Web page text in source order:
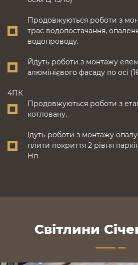
Продовжуються роботи з
трас водопостачання,
водопроводу.
Йдуть роботи з монтажу
алюмінієвого фасаду по осі
4ПК
Продовжуються роботи з
котловану.
Ідуть роботи з монтажу
плити покриття 2 рівня
Нп
Світлини